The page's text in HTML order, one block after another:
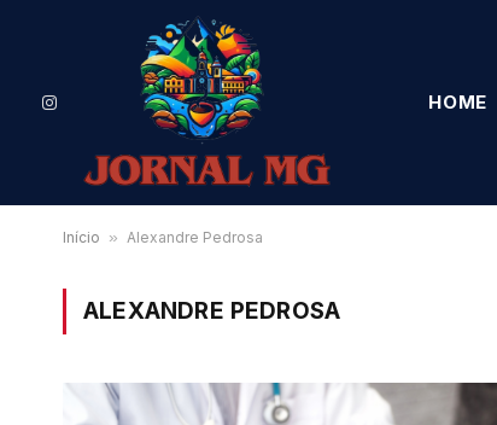
Instagram HOME
Início » Alexandre Pedrosa
ALEXANDRE PEDROSA